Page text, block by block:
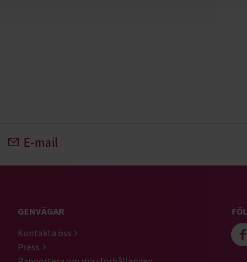
E-mail
GENVÄGAR
Kontakta oss
Press